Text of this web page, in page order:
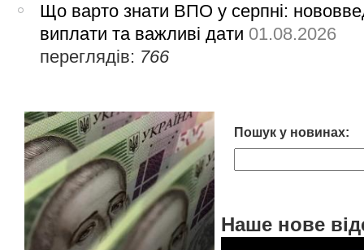
Що варто знати ВПО у серпні:
виплати та важливі дати 01.08.2026
переглядів: 766
Пошук у новинах:
Наше нове